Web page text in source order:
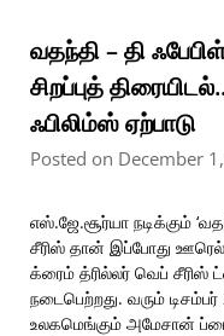
வதந்தி – தி
சிறப்புத்
ஃபிலிம்ஸ் ஏற்பாடு
Posted on December
எஸ்.ஜே.சூர்யா நடிக்கும்
சீரிஸ் தான் இப்போது
க்ரைம் த்ரில்லர் வெப் சீரிஸ்
நடைபெற்றது. வரும்
உலகமெங்கும் அமேசான்